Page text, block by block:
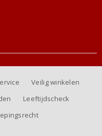
Veilig winkelen
Leeftijdscheck